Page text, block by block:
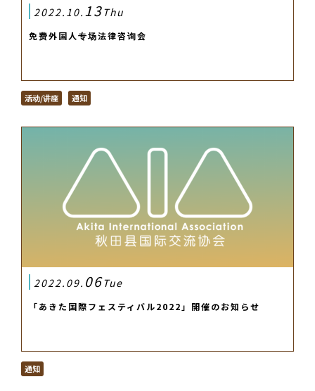
2022.10. 13Thu
免费外国人专场法律咨询会
活动/讲座 通知
2022.09. 06Tue
「あきた国際フェスティバル2022」開催のお知らせ
通知